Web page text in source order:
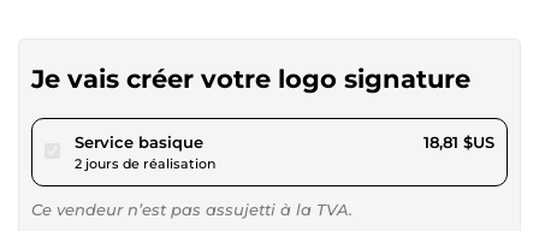
Je vais créer votre logo signature
Service basiquepour 17,34 $US
2 jours de réalisation
18,81 $US
Ce vendeur n’est pas assujetti à la TVA.